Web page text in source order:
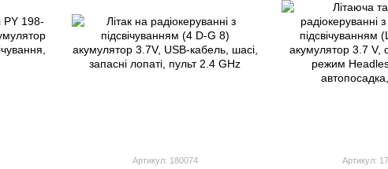
Артикул: 180074 Артикул: